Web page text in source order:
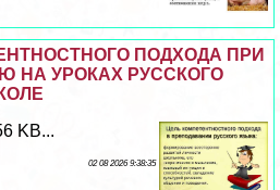
ПОДХОДА ПРИ
НА УРОКАХ РУССКОГО
KB...
02 08 2026 9:38:35